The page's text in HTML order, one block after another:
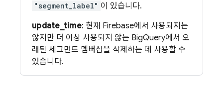
"segment_label" 이 있습니다.
update_time: 현재 Firebase에서 사용되지는
않지만 더 이상 사용되지 않는 BigQuery에서 오
래된 세그먼트 멤버십을 삭제하는 데 사용할 수
있습니다.